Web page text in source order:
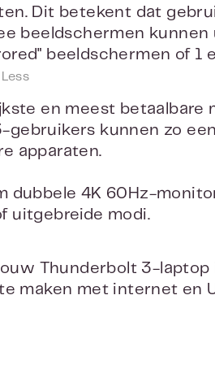
Dit betekent dat
beeldschermen kunnen
beeldschermen of 1
en meest betaalbare
kunnen zo
apparaten.
dubbele 4K 60Hz-
uitgebreide modi.
Thunderbolt 3-laptop
maken met internet en